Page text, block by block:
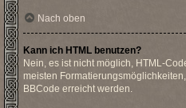
Nach oben
Kann ich HTML benutzen?
Nein, es ist nicht möglich, HTML-
meisten
BBCode erreicht werden.